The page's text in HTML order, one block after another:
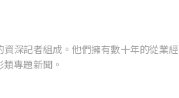
深記者組成。他們擁有數十年的從業經
專題新聞。